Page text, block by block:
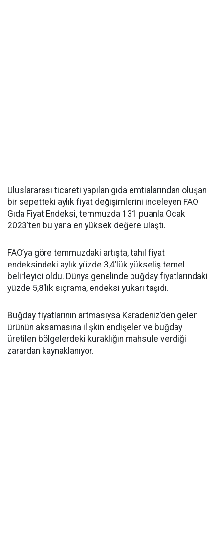
Uluslararası ticareti yapılan gıda emtialarından oluşan
bir sepetteki aylık fiyat değişimlerini inceleyen FAO
Gıda Fiyat Endeksi, temmuzda 131 puanla Ocak
2023’ten bu yana en yüksek değere ulaştı.
FAO’ya göre temmuzdaki artışta, tahıl fiyat
endeksindeki aylık yüzde 3,4’lük yükseliş temel
belirleyici oldu. Dünya genelinde buğday fiyatlarındaki
yüzde 5,8’lik sıçrama, endeksi yukarı taşıdı.
Buğday fiyatlarının artmasıysa Karadeniz’den gelen
ürünün aksamasına ilişkin endişeler ve buğday
üretilen bölgelerdeki kuraklığın mahsule verdiği
zarardan kaynaklanıyor.